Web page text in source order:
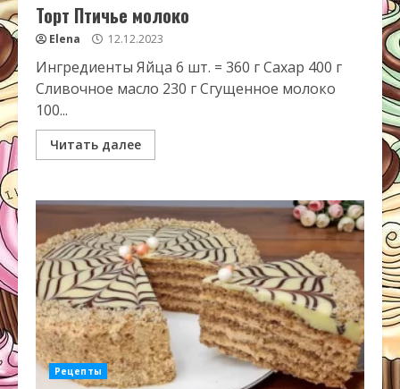
Торт Птичье молоко
Elena 12.12.2023
Ингредиенты Яйца 6 шт. = 360 г Сахар 400 г
Сливочное масло 230 г Сгущенное молоко
100...
Читать далее
Рецепты